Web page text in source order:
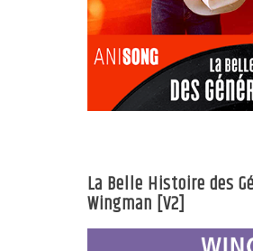
La Belle Histoire des
Wingman [V2]